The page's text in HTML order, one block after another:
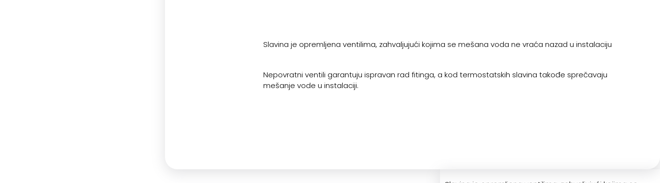
Slavina je opremljena ventilima, zahvaljujući kojima se mešana voda ne vraća nazad u instalaciju
Nepovratni ventili garantuju ispravan rad fitinga, a kod termostatskih slavina takođe sprečavaju
mešanje vode u instalaciji.